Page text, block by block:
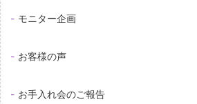
モニター企画
お客様の声
お手入れ会のご報告